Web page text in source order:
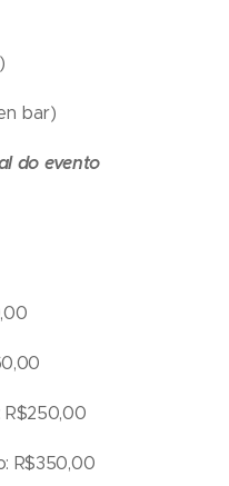
bar)
do evento
R$250,00
R$350,00